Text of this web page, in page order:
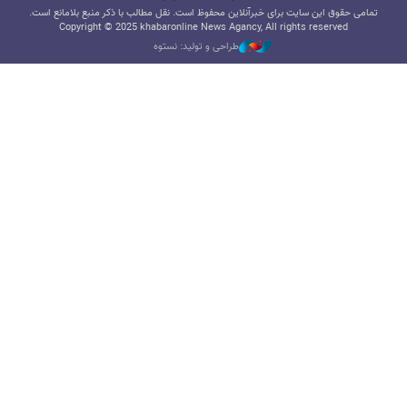
تمامی حقوق این سایت برای خبرآنلاین محفوظ است. نقل مطالب با ذکر منبع بلامانع است.
Copyright © 2025 khabaronline News Agancy, All rights reserved
طراحی و تولید: نستوه